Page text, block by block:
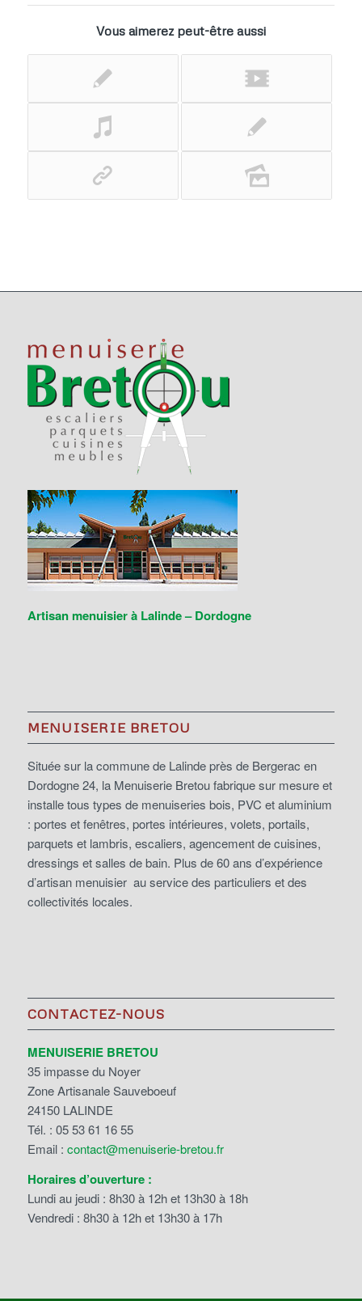
Vous aimerez peut-être aussi
Artisan menuisier à Lalinde – Dordogne
MENUISERIE BRETOU
Située sur la commune de Lalinde près de Bergerac en
Dordogne 24, la Menuiserie Bretou fabrique sur mesure et
installe tous types de menuiseries bois, PVC et aluminium
: portes et fenêtres, portes intérieures, volets, portails,
parquets et lambris, escaliers, agencement de cuisines,
dressings et salles de bain. Plus de 60 ans d’expérience
d’artisan menuisier au service des particuliers et des
collectivités locales.
CONTACTEZ-NOUS
MENUISERIE BRETOU
35 impasse du Noyer
Zone Artisanale Sauveboeuf
24150 LALINDE
Tél. : 05 53 61 16 55
Email : contact@menuiserie-bretou.fr
Horaires d’ouverture :
Lundi au jeudi : 8h30 à 12h et 13h30 à 18h
Vendredi : 8h30 à 12h et 13h30 à 17h